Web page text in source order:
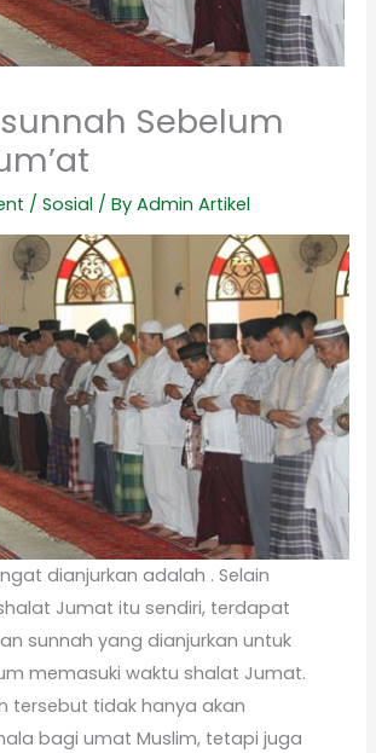
Sebelum
/Sosial / ByAdmin Artikel
dianjurkan adalah . Selain
Jumat itu sendiri, terdapat
sunnah yang dianjurkan untuk
memasuki waktu shalat Jumat.
tersebut tidak hanya akan
bagi umat Muslim, tetapi juga